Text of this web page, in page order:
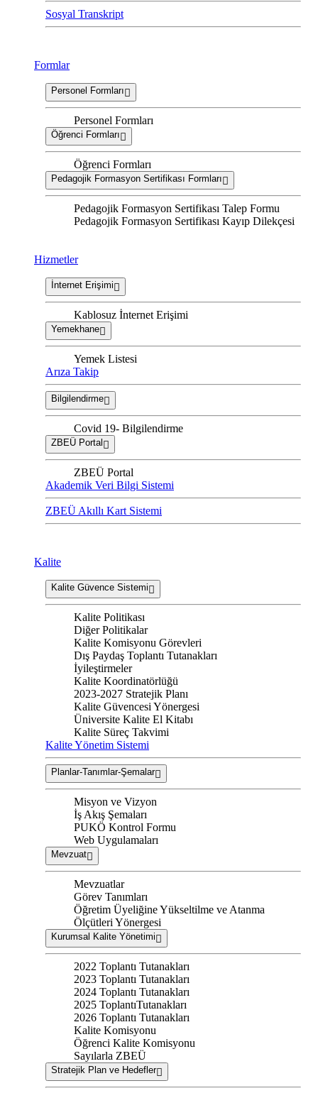
Sosyal Transkript
Formlar
Personel Formları
Personel Formları
Öğrenci Formları
Öğrenci Formları
Pedagojik Formasyon Sertifikası Formları
Pedagojik Formasyon Sertifikası Talep Formu
Pedagojik Formasyon Sertifikası Kayıp Dilekçesi
Hizmetler
İnternet Erişimi
Kablosuz İnternet Erişimi
Yemekhane
Yemek Listesi
Arıza Takip
Bilgilendirme
Covid 19- Bilgilendirme
ZBEÜ Portal
ZBEÜ Portal
Akademik Veri Bilgi Sistemi
ZBEÜ Akıllı Kart Sistemi
Kalite
Kalite Güvence Sistemi
Kalite Politikası
Diğer Politikalar
Kalite Komisyonu Görevleri
Dış Paydaş Toplantı Tutanakları
İyileştirmeler
Kalite Koordinatörlüğü
2023-2027 Stratejik Planı
Kalite Güvencesi Yönergesi
Üniversite Kalite El Kitabı
Kalite Süreç Takvimi
Kalite Yönetim Sistemi
Planlar-Tanımlar-Şemalar
Misyon ve Vizyon
İş Akış Şemaları
PUKÖ Kontrol Formu
Web Uygulamaları
Mevzuat
Mevzuatlar
Görev Tanımları
Öğretim Üyeliğine Yükseltilme ve Atanma
Ölçütleri Yönergesi
Kurumsal Kalite Yönetimi
2022 Toplantı Tutanakları
2023 Toplantı Tutanakları
2024 Toplantı Tutanakları
2025 ToplantıTutanakları
2026 Toplantı Tutanakları
Kalite Komisyonu
Öğrenci Kalite Komisyonu
Sayılarla ZBEÜ
Stratejik Plan ve Hedefler